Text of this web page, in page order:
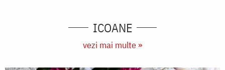
ICOANE
vezi mai multe »